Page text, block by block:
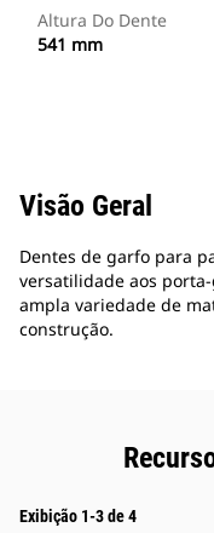
Altura Do Dente
541 mm
Visão Geral
Dentes de garfo para
versatilidade aos
ampla variedade de
construção.
Exibição 1-3 de 4